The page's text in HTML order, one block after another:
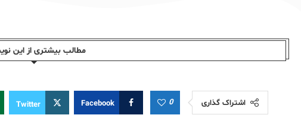
مطالب بیشتری از این
اشتراک گذاری 0
Facebook
Twitter